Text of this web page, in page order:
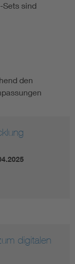
Sets sind
den
digitalen